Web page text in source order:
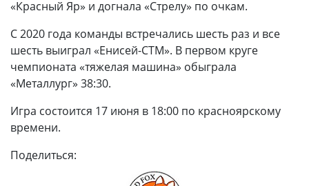
«Красный Яр» и догнала «Стрелу» по очкам.
С 2020 года команды встречались шесть раз и все
шесть выиграл «Енисей-СТМ». В первом круге
чемпионата «тяжелая машина» обыграла
«Металлург» 38:30.
Игра состоится 17 июня в 18:00 по красноярскому
времени.
Поделиться: